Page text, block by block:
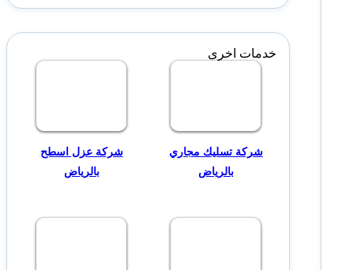
خدمات اخرى
شركة تسليك مجاري
بالرياض
شركة عزل اسطح
بالرياض